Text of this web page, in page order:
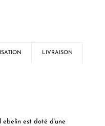
LIVRAISON
ebelin est doté d’une